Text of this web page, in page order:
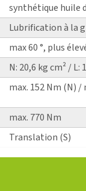
synthétique huile
Lubrification à la
max 60 °, plus
N: 20,6 kg cm² / L:
max. 152 Nm (N) /
max. 770 Nm
Translation (S)